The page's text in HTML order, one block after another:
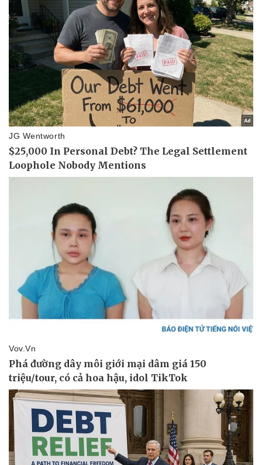
Lịch thi đấu bóng đá
Thế giới thể thao
Hậu trường
Ô tô - Xe máy